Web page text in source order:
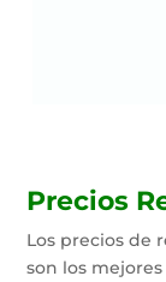
Precios
Los precios de
son los